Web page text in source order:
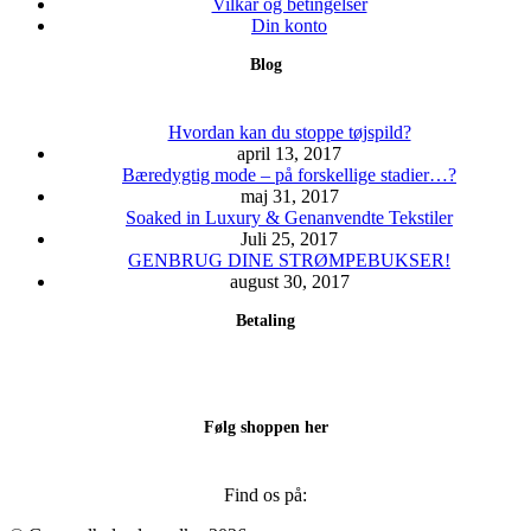
Din konto
Blog
Hvordan kan du stoppe tøjspild?
april 13, 2017
Bæredygtig mode – på forskellige stadier…?
maj 31, 2017
Soaked in Luxury & Genanvendte Tekstiler
Juli 25, 2017
GENBRUG DINE STRØMPEBUKSER!
august 30, 2017
Betaling
Følg shoppen her
Find os på: